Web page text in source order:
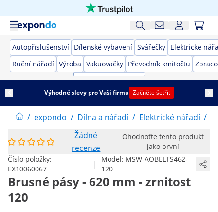
Autopříslušenství Dílenské vybavení Svářečky Elektrické
Ruční nářadí Výroba Vakuovačky Převodník kmitočtu
Výhodné slevy pro Vaši firmu Začněte šetřit
/ expondo / Dílna a nářadí / Elektrické nářadí /
Žádné
recenze
Ohodnoťte tento produkt
jako první
Číslo položky:
EX10060067
| Model: MSW-AOBELTS462-
120
Brusné pásy - 620 mm - zrnitost
120